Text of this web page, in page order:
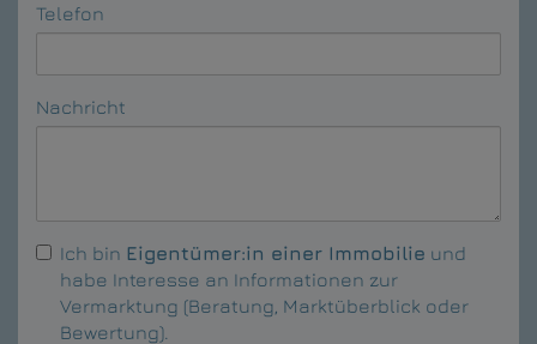
Telefon
Nachricht
Ich bin Eigentümer:in einer Immobilie und
habe Interesse an Informationen zur
Vermarktung (Beratung, Marktüberblick oder
Bewertung).